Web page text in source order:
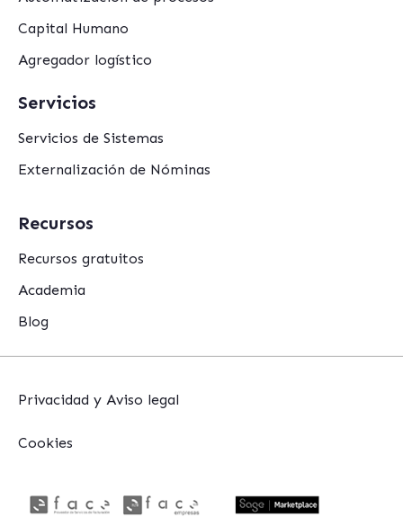
Capital Humano
Agregador logístico
Servicios
Servicios de Sistemas
Externalización de Nóminas
Recursos
Recursos gratuitos
Academia
Blog
Privacidad y Aviso legal
Cookies